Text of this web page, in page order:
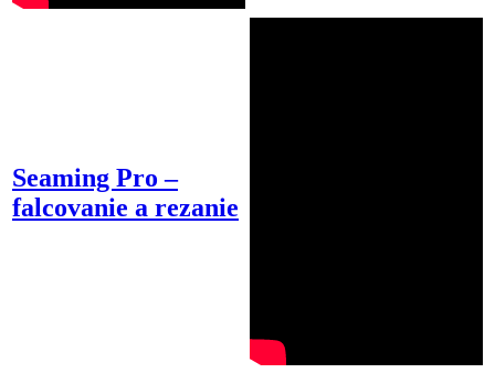
Seaming Pro –
falcovanie a rezanie